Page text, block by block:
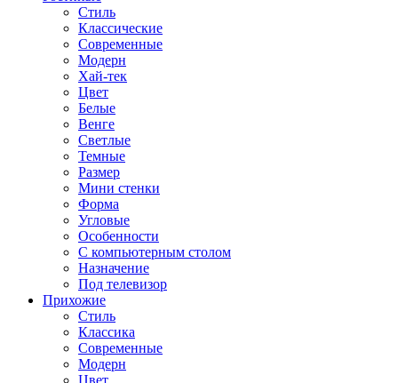
Стиль
Классические
Современные
Модерн
Хай-тек
Цвет
Белые
Венге
Светлые
Темные
Размер
Мини стенки
Форма
Угловые
Особенности
С компьютерным столом
Назначение
Под телевизор
Прихожие
Стиль
Классика
Современные
Модерн
Цвет